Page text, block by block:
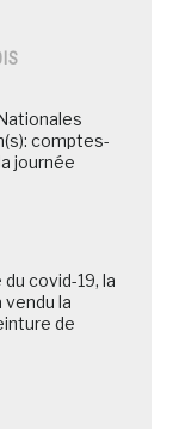
comptes-
journée
covid-19, la
la
de